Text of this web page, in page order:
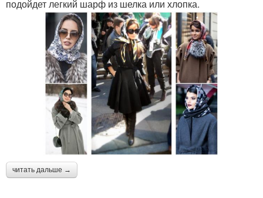
подойдет легкий шарф из шелка или хлопка.
читать дальше →